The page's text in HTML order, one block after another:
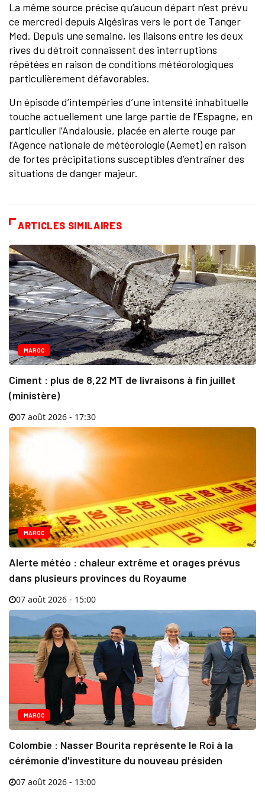
La même source précise qu’aucun départ n’est prévu
ce mercredi depuis Algésiras vers le port de Tanger
Med. Depuis une semaine, les liaisons entre les deux
rives du détroit connaissent des interruptions
répétées en raison de conditions météorologiques
particulièrement défavorables.
Un épisode d’intempéries d’une intensité inhabituelle
touche actuellement une large partie de l’Espagne, en
particulier l’Andalousie, placée en alerte rouge par
l’Agence nationale de météorologie (Aemet) en raison
de fortes précipitations susceptibles d’entraîner des
situations de danger majeur.
ARTICLES SIMILAIRES
MAROC
Ciment : plus de 8,22 MT de livraisons à fin juillet
(ministère)
07 août 2026 - 17:30
MAROC
Alerte météo : chaleur extrême et orages prévus
dans plusieurs provinces du Royaume
07 août 2026 - 15:00
MAROC
Colombie : Nasser Bourita représente le Roi à la
cérémonie d'investiture du nouveau présiden
07 août 2026 - 13:00